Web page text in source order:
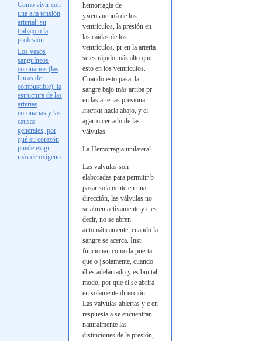
Como vivir con
una alta tensión
arterial: su
trabajo o la
profesión
Los vasos
sanguíneos
coronarios (las
líneas de
combustible): la
estructura de las
arterias
coronarias y las
causas
generales, por
qué su corazón
puede exigir
más de oxígeno
hemorragia de
уменьшений de los
ventrículos, la presión en
las caídas de los
ventrículos. pr en la arteria
se es rápido más alto que
esto en los ventrículos.
Cuando esto pasa, la
sangre bajo más arriba pr
en las arterias presiona
листки hacia abajo, y el
agarro cerrado de las
válvulas
La Hemorragia unilateral
Las válvulas son
elaboradas para permitir b
pasar solamente en una
dirección, las válvulas no
se abren activamente y c es
decir, no se abren
automáticamente, cuando la
sangre se acerca. Inst
funcionan como la puerta
que o | solamente, cuando
él es adelantado y es bui tal
modo, por que él se abrirá
en solamente dirección.
Las válvulas abiertas y c en
respuesta a se encuentran
naturalmente las
distinciones de la presión,